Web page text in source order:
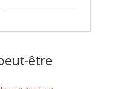
être